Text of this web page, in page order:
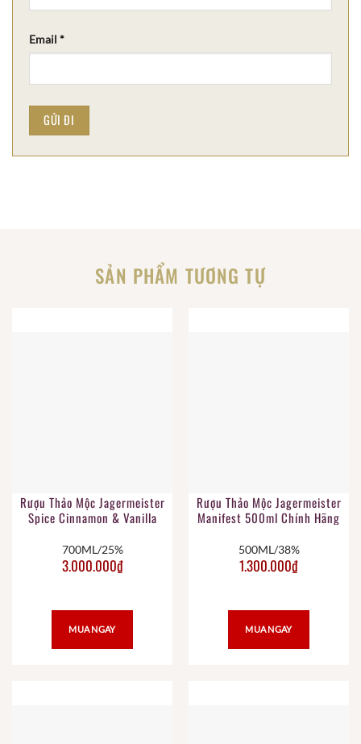
Email *
SẢN PHẨM TƯƠNG TỰ
Rượu Thảo Mộc Jagermeister
Spice Cinnamon & Vanilla
700ML/25%
3.000.000₫
MUA NGAY
Rượu Thảo Mộc Jagermeister
Manifest 500ml Chính Hãng
500ML/38%
1.300.000₫
MUA NGAY